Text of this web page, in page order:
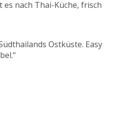
nach Thai-Küche, frisch
Ostküste. Easy